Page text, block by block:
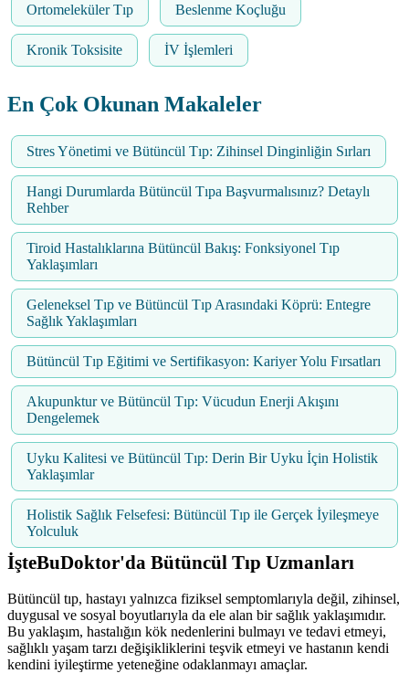
Ortomeleküler Tıp Beslenme Koçluğu
Kronik Toksisite İV İşlemleri
En Çok Okunan Makaleler
Stres Yönetimi ve Bütüncül Tıp: Zihinsel Dinginliğin Sırları
Hangi Durumlarda Bütüncül Tıpa Başvurmalısınız? Detaylı
Rehber
Tiroid Hastalıklarına Bütüncül Bakış: Fonksiyonel Tıp
Yaklaşımları
Geleneksel Tıp ve Bütüncül Tıp Arasındaki Köprü: Entegre
Sağlık Yaklaşımları
Bütüncül Tıp Eğitimi ve Sertifikasyon: Kariyer Yolu Fırsatları
Akupunktur ve Bütüncül Tıp: Vücudun Enerji Akışını
Dengelemek
Uyku Kalitesi ve Bütüncül Tıp: Derin Bir Uyku İçin Holistik
Yaklaşımlar
Holistik Sağlık Felsefesi: Bütüncül Tıp ile Gerçek İyileşmeye
Yolculuk
İşteBuDoktor'da Bütüncül Tıp Uzmanları
Bütüncül tıp, hastayı yalnızca fiziksel semptomlarıyla değil, zihinsel,
duygusal ve sosyal boyutlarıyla da ele alan bir sağlık yaklaşımıdır.
Bu yaklaşım, hastalığın kök nedenlerini bulmayı ve tedavi etmeyi,
sağlıklı yaşam tarzı değişikliklerini teşvik etmeyi ve hastanın kendi
kendini iyileştirme yeteneğine odaklanmayı amaçlar.